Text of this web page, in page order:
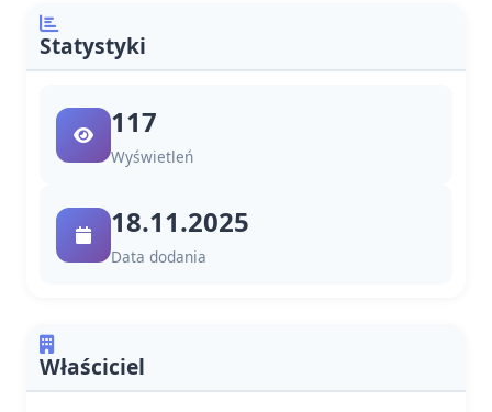
Statystyki
117
Wyświetleń
18.11.2025
Data dodania
Właściciel